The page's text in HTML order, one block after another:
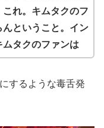
れ。キムタクのフ
んということ。イン
タクのファンは
するような毒舌発